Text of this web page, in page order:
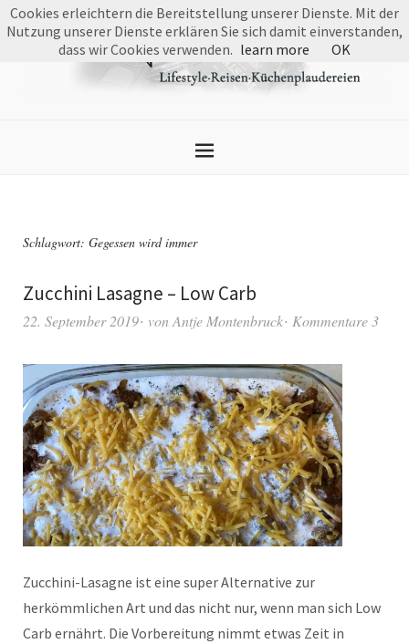
Schlagwort: Gegessen wird immer
Zucchini Lasagne – Low Carb
22. September 2019 vonAntje Montenbruck Kommentare 3
Zucchini-Lasagne ist eine super Alternative zur
herkömmlichen Art und das nicht nur, wenn man sich Low
Carb ernährt. Die Vorbereitung nimmt etwas Zeit in
Cookies erleichtern die Bereitstellung unserer Dienste. Mit der
Nutzung unserer Dienste erklären Sie sich damit einverstanden,
dass wir Cookies verwenden. learn more OK